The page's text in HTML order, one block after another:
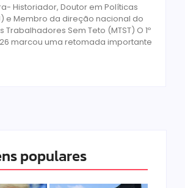
Historiador, Doutor em Políticas
e Membro da direção nacional do
Trabalhadores Sem Teto (MTST) O 1º
marcou uma retomada importante
populares